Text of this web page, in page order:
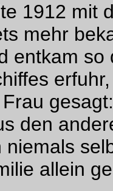
1912 mit
mehr
entkam
den
niemals
allein